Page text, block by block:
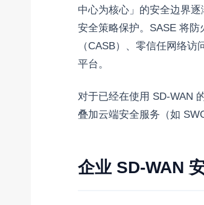
中心为核心」的安全边界
安全策略保护。SASE 将
（CASB）、零信任网络
平台。
对于已经在使用 SD-WAN
叠加云端安全服务（如
企业 SD-WAN